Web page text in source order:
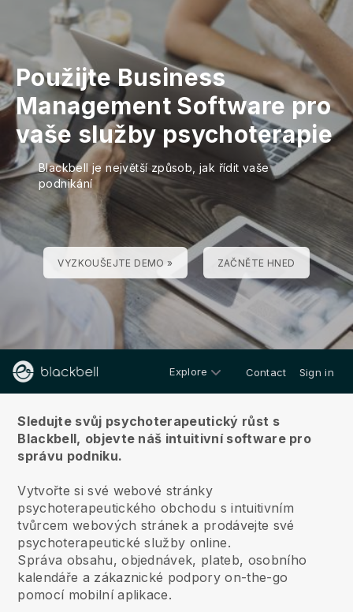
Použijte Business
Management Software pro
vaše služby psychoterapie
Blackbell je největší způsob, jak řídit vaše
podnikání
VYZKOUŠEJTE DEMO » ZAČNĚTE HNED
Explore Contact Sign in
Sledujte svůj psychoterapeutický růst s
Blackbell, objevte náš intuitivní software pro
správu podniku.
Vytvořte si své webové stránky
psychoterapeutického obchodu s intuitivním
tvůrcem webových stránek a prodávejte své
psychoterapeutické služby online.
Správa obsahu, objednávek, plateb, osobního
kalendáře a zákaznické podpory on-the-go
pomocí mobilní aplikace.